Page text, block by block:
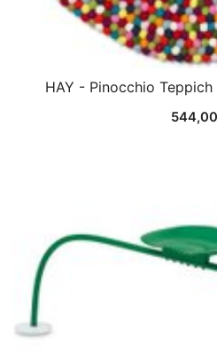
HAY - Pinocchio
544,00